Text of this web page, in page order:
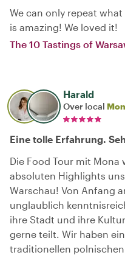
We can only repeat
is amazing! We loved it!
The 10 Tastings of
Harald
Over local
Eine tolle Erfahrung.
Die Food Tour mit Mona
absoluten Highlights
Warschau! Von Anfang
unglaublich
ihre Stadt und ihre
gerne teilt. Wir haben
traditionellen